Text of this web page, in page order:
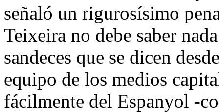
señaló un rigurosísimo
Teixeira no debe saber
sandeces que se dicen
equipo de los medios
fácilmente del Espanyol -